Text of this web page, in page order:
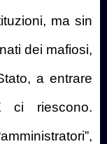
ma sin
dei mafiosi,
a entrare
ci riescono.